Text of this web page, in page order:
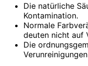
Die natürliche
Kontamination.
Normale
deuten nicht auf
Die